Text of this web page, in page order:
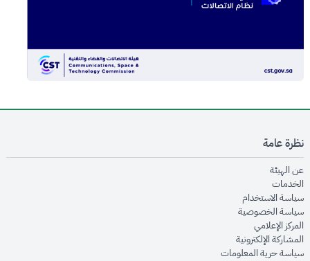
نظرة عامة
عن الهيئةopens in new window
الخدماتopens in new window
سياسة الاستخدام
سياسة الخصوصيةopens in new window
المركز الإعلاميopens in new window
المشاركة الإلكترونيةopens in new window
سياسة حرية المعلوماتopens in new window